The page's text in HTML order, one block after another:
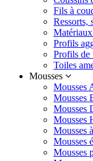
Fils à
Ressorts,
Profils
Profils de
Toiles
Mousses
Mousses
Mousses
Mousses
Mousses
Mousses
Mousses
Mousses